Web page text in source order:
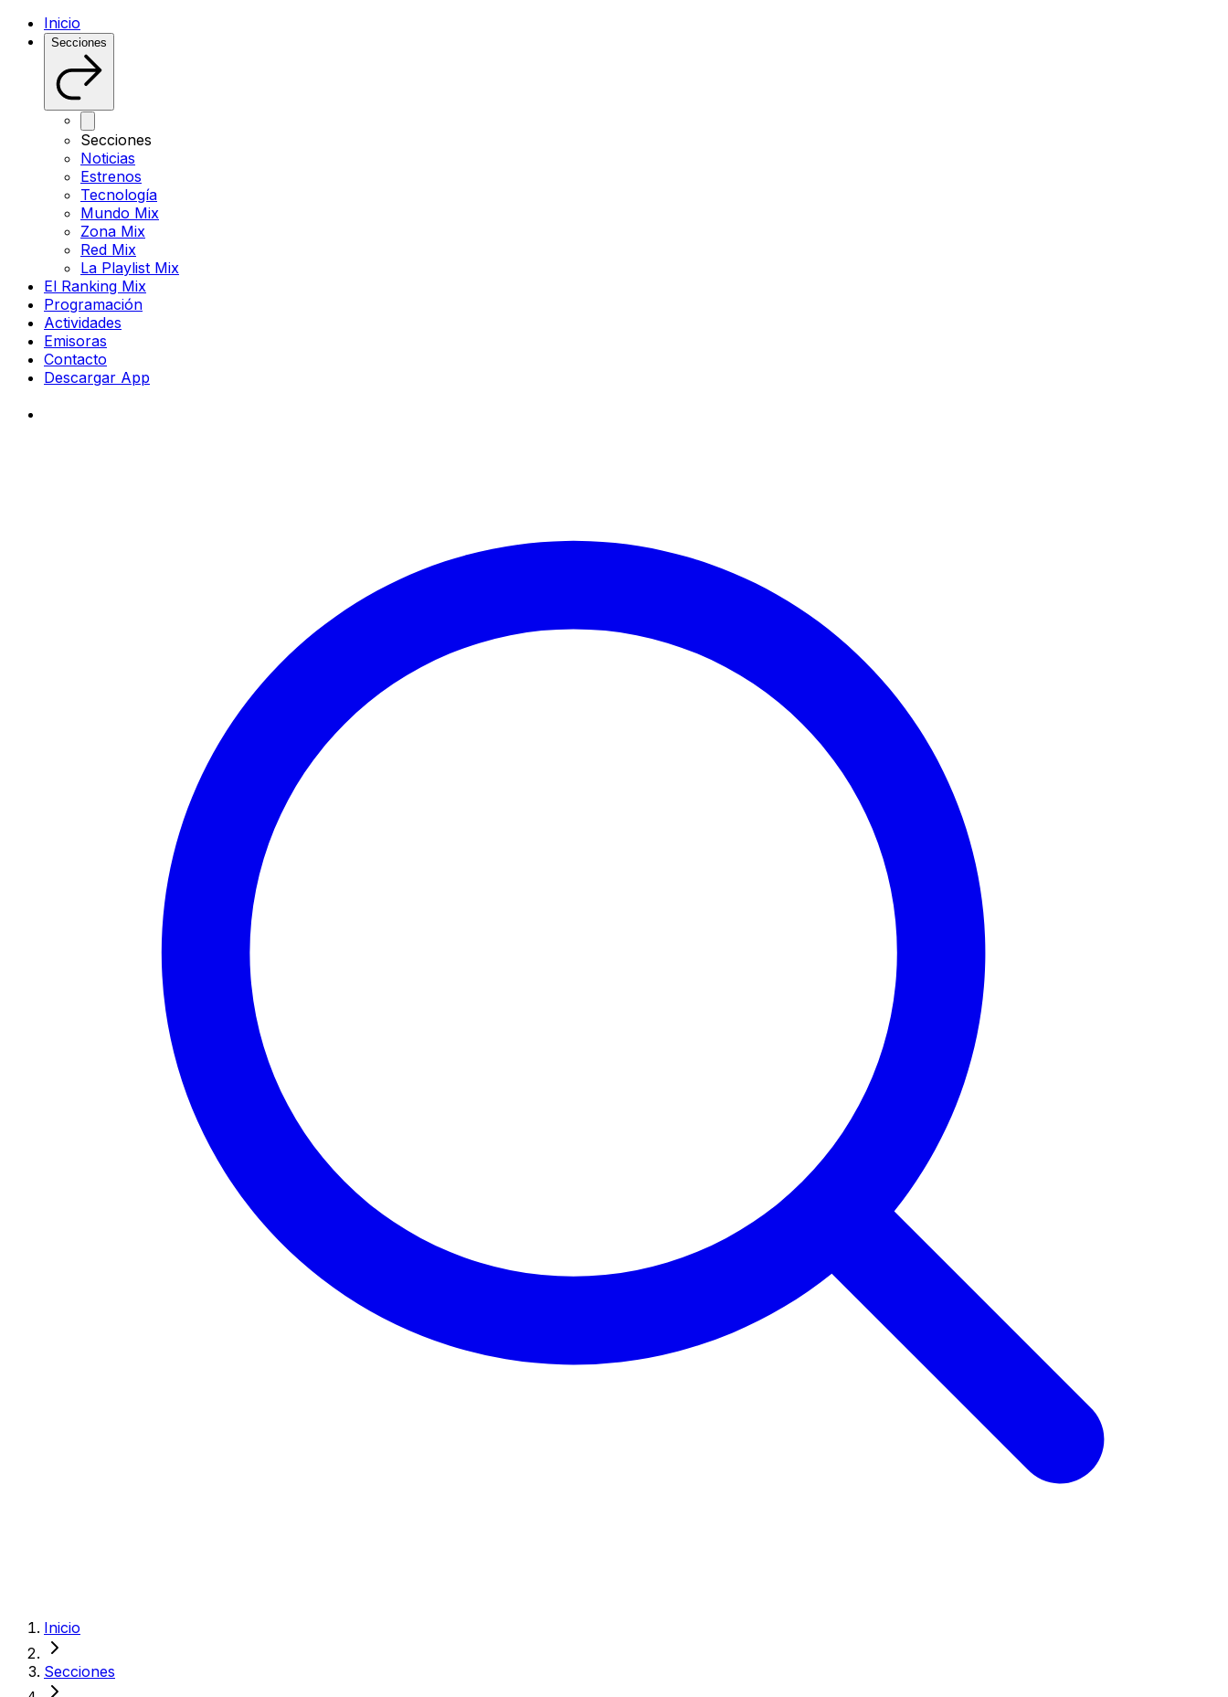
Inicio
Secciones
Secciones
Noticias
Estrenos
Tecnología
Mundo Mix
Zona Mix
Red Mix
La Playlist Mix
El Ranking Mix
Programación
Actividades
Emisoras
Contacto
Descargar App
Inicio
Secciones